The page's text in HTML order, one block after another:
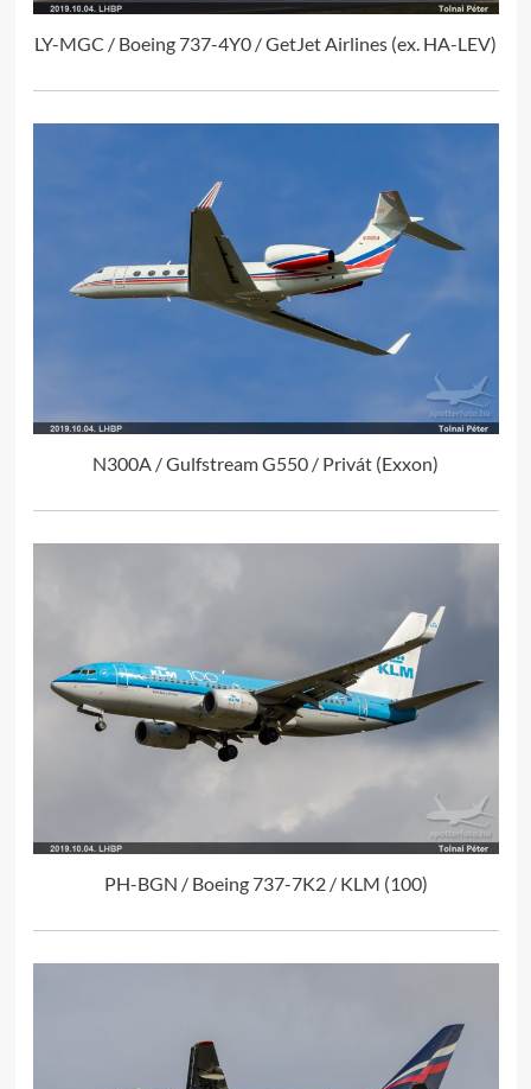
LY-MGC / Boeing 737-4Y0 / GetJet Airlines (ex. HA-LEV)
N300A / Gulfstream G550 / Privát (Exxon)
PH-BGN / Boeing 737-7K2 / KLM (100)